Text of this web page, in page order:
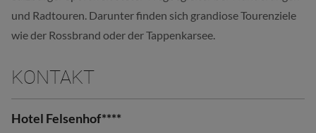
und Radtouren. Darunter finden sich grandiose Tourenziele
wie der Rossbrand oder der Tappenkarsee.
KONTAKT
Hotel Felsenhof****